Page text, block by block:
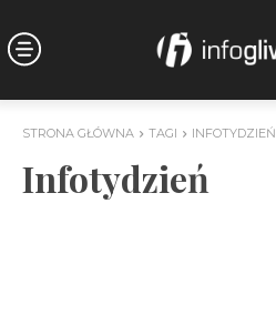
STRONA GŁÓWNA TAGI INFOTYDZIEŃ
Infotydzień